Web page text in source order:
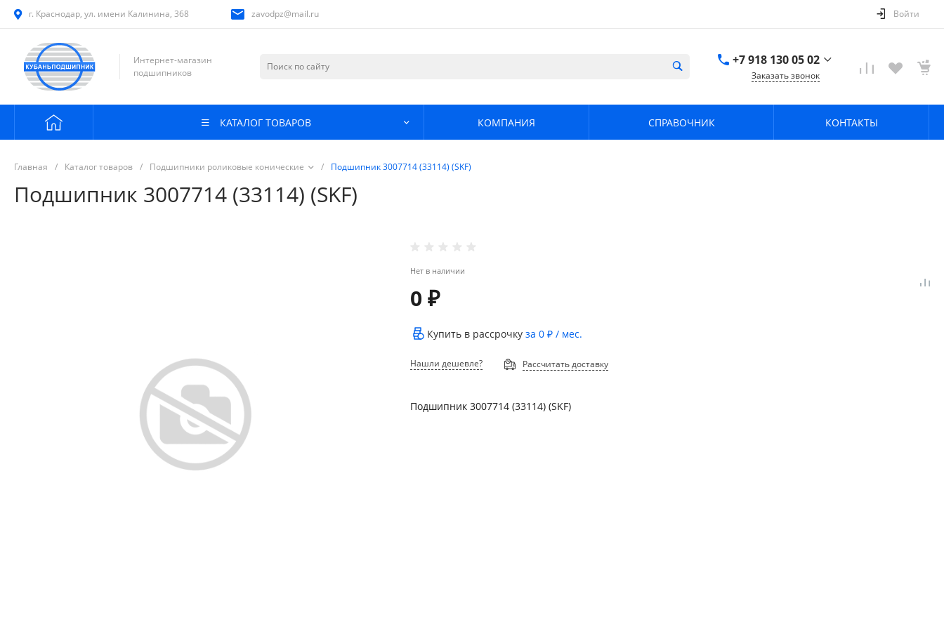
г. Краснодар, ул. имени Калинина, 368 zavodpz@mail.ru Войти
Интернет-магазин
подшипников
+7 918 130 05 02
Заказать звонок
КАТАЛОГ ТОВАРОВ КОМПАНИЯ СПРАВОЧНИК КОНТАКТЫ
Главная / Каталог товаров / Подшипники роликовые конические / Подшипник 3007714 (33114) (SKF)
Подшипник 3007714 (33114) (SKF)
Нет в наличии
0 ₽
Купить в рассрочкуза0 ₽ / мес.
Нашли дешевле? Рассчитать доставку
Подшипник 3007714 (33114) (SKF)